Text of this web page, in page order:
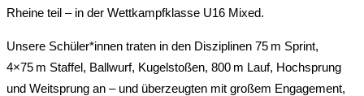
Rheine teil – in der Wettkampfklasse U16 Mixed.
Unsere Schüler*innen traten in den Disziplinen 75 m Sprint,
4×75 m Staffel, Ballwurf, Kugelstoßen, 800 m Lauf, Hochsprung
und Weitsprung an – und überzeugten mit großem Engagement,